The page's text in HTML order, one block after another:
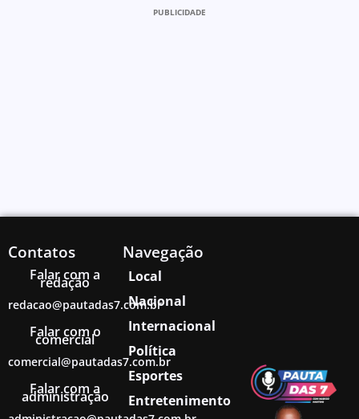
PUBLICIDADE
Contatos
Falar com a
redação
redacao@pautadas7.com.br
Falar com o
comercial
comercial@pautadas7.com.br
Falar com a
administração
Navegação
Local
Nacional
Internacional
Política
Esportes
Entretenimento